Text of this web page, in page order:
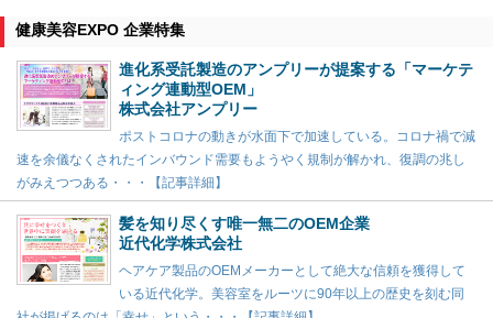
健康美容EXPO 企業特集
進化系受託製造のアンプリーが提案する「マーケテ
ィング連動型OEM」
株式会社アンプリー
ポストコロナの動きが水面下で加速している。コロナ禍で減
速を余儀なくされたインバウンド需要もようやく規制が解かれ、復調の兆し
がみえつつある・・・【記事詳細】
髪を知り尽くす唯一無二のOEM企業
近代化学株式会社
ヘアケア製品のOEMメーカーとして絶大な信頼を獲得して
いる近代化学。美容室をルーツに90年以上の歴史を刻む同